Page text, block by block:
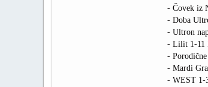
- Čovek iz
- Doba
- Ultron
- Lilit 1-11
-
- Mardi
- WEST 1-